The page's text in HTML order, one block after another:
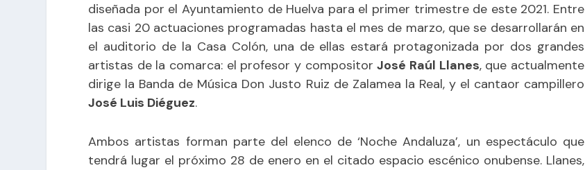
diseñada por el Ayuntamiento de Huelva para el primer trimestre de este 2021. Entre
las casi 20 actuaciones programadas hasta el mes de marzo, que se desarrollarán en
el auditorio de la Casa Colón, una de ellas estará protagonizada por dos grandes
artistas de la comarca: el profesor y compositorJosé Raúl Llanes, que actualmente
dirige la Banda de Música Don Justo Ruiz de Zalamea la Real, y el cantaor campillero
José Luis Diéguez.
Ambos artistas forman parte del elenco de ‘Noche Andaluza’, un espectáculo que
tendrá lugar el próximo 28 de enero en el citado espacio escénico onubense. Llanes,